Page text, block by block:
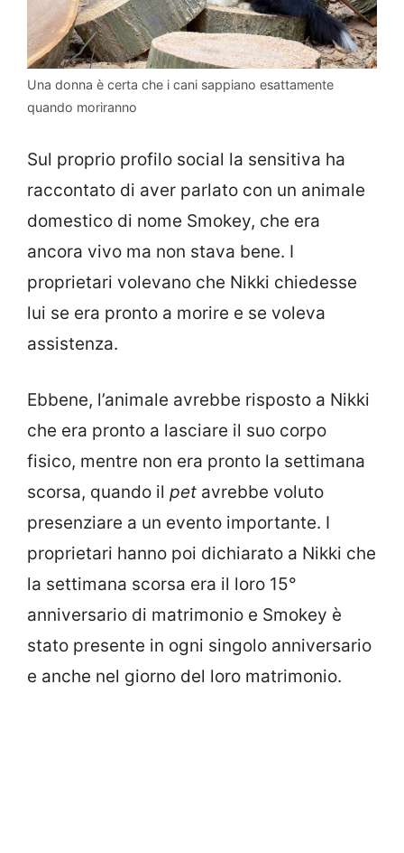
Una donna è certa che i cani sappiano esattamente
quando moriranno
Sul proprio profilo social la sensitiva ha
raccontato di aver parlato con un animale
domestico di nome Smokey, che era
ancora vivo ma non stava bene. I
proprietari volevano che Nikki chiedesse
lui se era pronto a morire e se voleva
assistenza.
Ebbene, l’animale avrebbe risposto a Nikki
che era pronto a lasciare il suo corpo
fisico, mentre non era pronto la settimana
scorsa, quando il pet avrebbe voluto
presenziare a un evento importante. I
proprietari hanno poi dichiarato a Nikki che
la settimana scorsa era il loro 15°
anniversario di matrimonio e Smokey è
stato presente in ogni singolo anniversario
e anche nel giorno del loro matrimonio.